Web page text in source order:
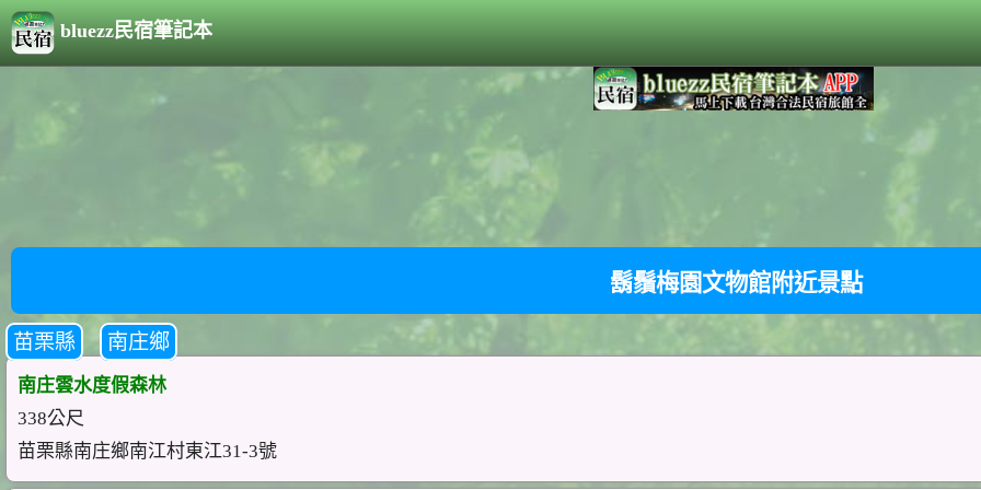
bluezz民宿筆記本
鬍鬚梅園文物館附近景點
苗栗縣 南庄鄉
南庄雲水度假森林
338公尺
苗栗縣南庄鄉南江村東江31-3號